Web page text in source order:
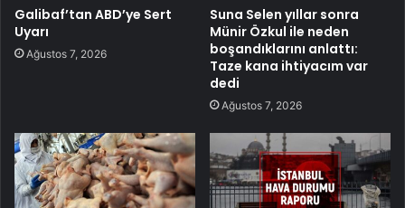
Galibaf’tan ABD’ye Sert
Uyarı
Ağustos 7, 2026
Suna Selen yıllar sonra
Münir Özkul ile neden
boşandıklarını anlattı:
Taze kana ihtiyacım var
dedi
Ağustos 7, 2026